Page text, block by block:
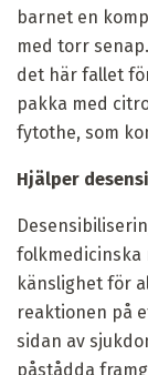
barnet en
med torr
det här fallet
pakka med
fytothe, som
Hjälper
folkmedicinska
känslighet för
reaktionen på
sidan av
påstådda